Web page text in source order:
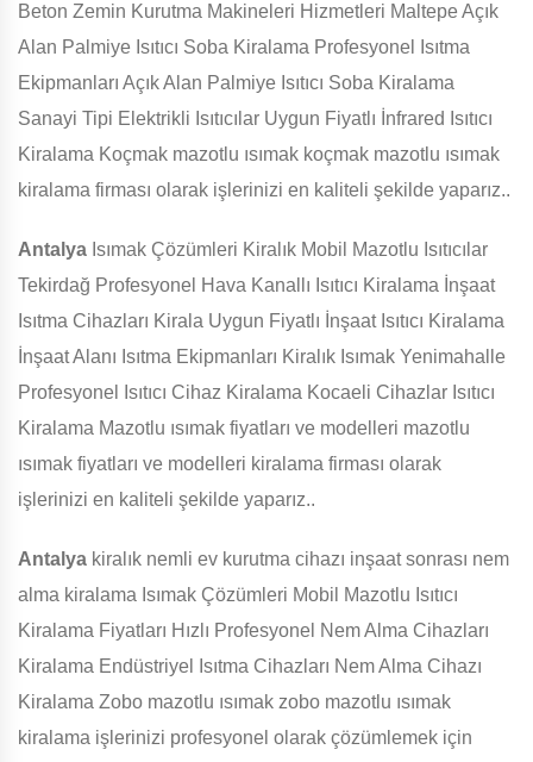
Beton Zemin Kurutma Makineleri Hizmetleri Maltepe Açık
Alan Palmiye Isıtıcı Soba Kiralama Profesyonel Isıtma
Ekipmanları Açık Alan Palmiye Isıtıcı Soba Kiralama
Sanayi Tipi Elektrikli Isıtıcılar Uygun Fiyatlı İnfrared Isıtıcı
Kiralama Koçmak mazotlu ısımak koçmak mazotlu ısımak
kiralama firması olarak işlerinizi en kaliteli şekilde yaparız..
Antalya Isımak Çözümleri Kiralık Mobil Mazotlu Isıtıcılar
Tekirdağ Profesyonel Hava Kanallı Isıtıcı Kiralama İnşaat
Isıtma Cihazları Kirala Uygun Fiyatlı İnşaat Isıtıcı Kiralama
İnşaat Alanı Isıtma Ekipmanları Kiralık Isımak Yenimahalle
Profesyonel Isıtıcı Cihaz Kiralama Kocaeli Cihazlar Isıtıcı
Kiralama Mazotlu ısımak fiyatları ve modelleri mazotlu
ısımak fiyatları ve modelleri kiralama firması olarak
işlerinizi en kaliteli şekilde yaparız..
Antalya kiralık nemli ev kurutma cihazı inşaat sonrası nem
alma kiralama Isımak Çözümleri Mobil Mazotlu Isıtıcı
Kiralama Fiyatları Hızlı Profesyonel Nem Alma Cihazları
Kiralama Endüstriyel Isıtma Cihazları Nem Alma Cihazı
Kiralama Zobo mazotlu ısımak zobo mazotlu ısımak
kiralama işlerinizi profesyonel olarak çözümlemek için